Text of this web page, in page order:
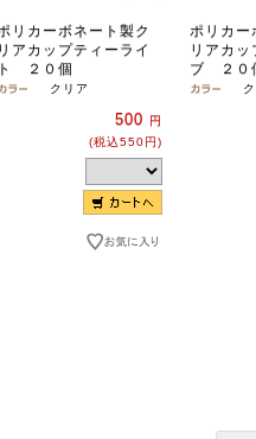
リカーボネート製ク
リアカップティーライ
ト ２０個
クリア
500
円
(税込550円)
ポリカー
リアカッ
ブ ２０